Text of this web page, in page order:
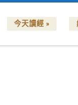
今天讀經 »